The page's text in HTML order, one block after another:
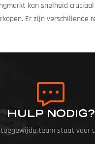
kan snelheid
Er zijn verschillende
door Sons Real
HULP NODIG?
toegewijde team staat voor